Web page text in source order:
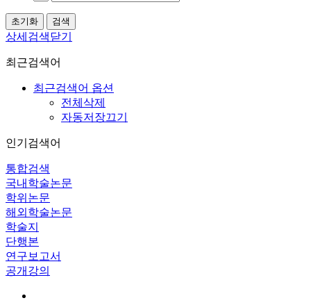
상세검색닫기
최근검색어
최근검색어 옵션
전체삭제
자동저장끄기
인기검색어
통합검색
국내학술논문
학위논문
해외학술논문
학술지
단행본
연구보고서
공개강의